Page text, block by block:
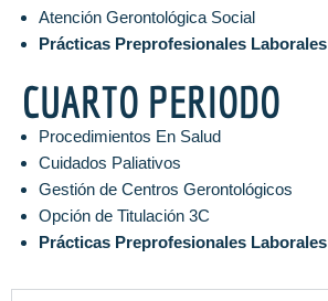
Atención Gerontológica Social
Prácticas Preprofesionales Laborales
CUARTO PERIODO
Procedimientos En Salud
Cuidados Paliativos
Gestión de Centros Gerontológicos
Opción de Titulación 3C
Prácticas Preprofesionales Laborales